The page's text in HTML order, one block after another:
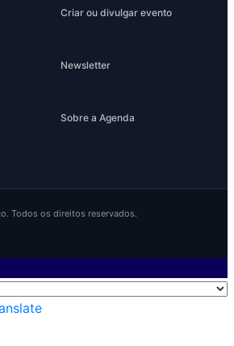
Criar ou divulgar evento
Newsletter
Sobre a Agenda
Todos os direitos reservados.